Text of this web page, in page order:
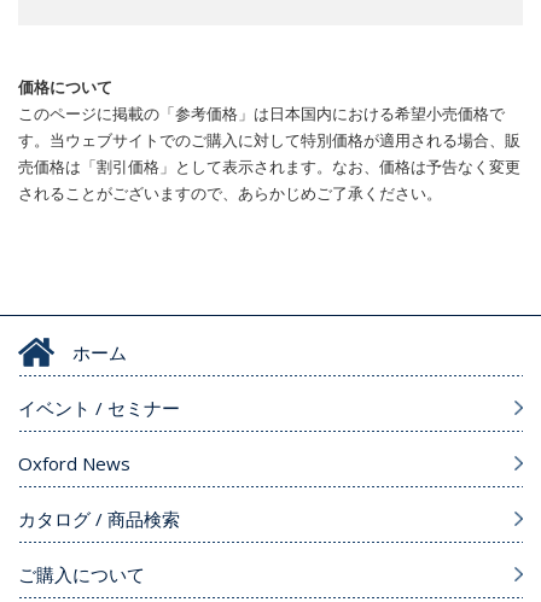
価格について
このページに掲載の「参考価格」は日本国内における希望小売価格で
す。当ウェブサイトでのご購入に対して特別価格が適用される場合、販
売価格は「割引価格」として表示されます。なお、価格は予告なく変更
されることがございますので、あらかじめご了承ください。
ホーム
イベント / セミナー
Oxford News
カタログ / 商品検索
ご購入について